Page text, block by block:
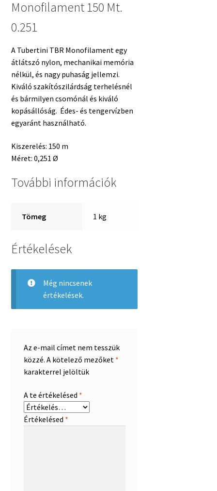
Monofilament 150 Mt.
0.251
A Tubertini TBR Monofilament egy
átlátszó nylon, mechanikai memória
nélkül, és nagy puhaság jellemzi.
Kiváló szakítószilárdság terhelésnél
és bármilyen csomónál és kiváló
kopásállóság. Édes- és tengervízben
egyaránt használható.
Kiszerelés: 150 m
Méret: 0,251 Ø
További információk
Tömeg 1 kg
Értékelések
Még nincsenek
értékelések.
Az e-mail címet nem tesszük
közzé. A kötelező mezőket *
karakterrel jelöltük
A te értékelésed *
Értékelésed *